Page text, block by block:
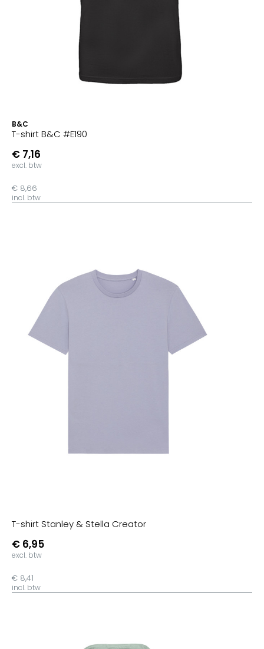
B&C
T-shirt B&C #E190
€ 7,16
excl. btw
€ 8,66
incl. btw
T-shirt Stanley & Stella Creator
€ 6,95
excl. btw
€ 8,41
incl. btw